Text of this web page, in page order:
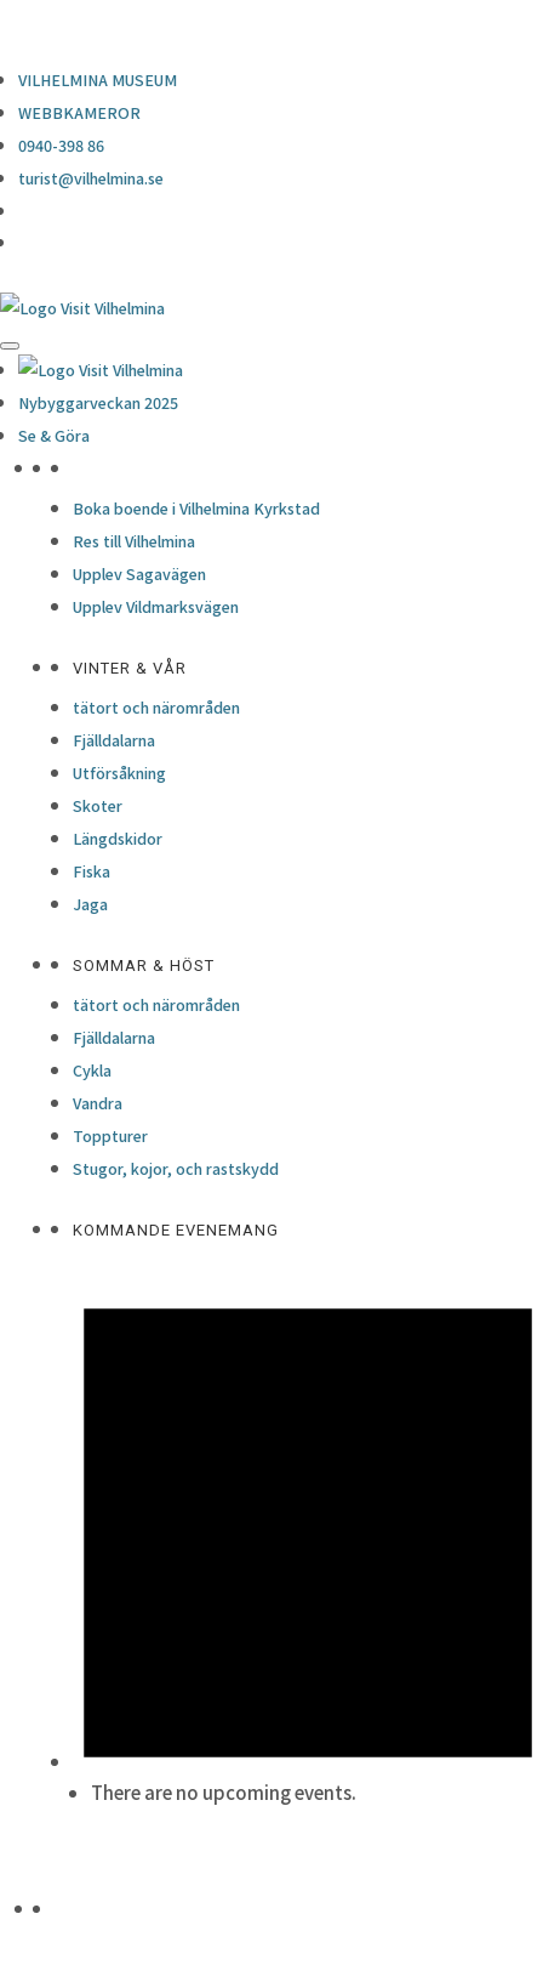
VILHELMINA MUSEUM
WEBBKAMEROR
0940-398 86
turist@vilhelmina.se
Nybyggarveckan 2025
Se & Göra
Boka boende i Vilhelmina Kyrkstad
Res till Vilhelmina
Upplev Sagavägen
Upplev Vildmarksvägen
VINTER & VÅR
tätort och närområden
Fjälldalarna
Utförsåkning
Skoter
Längdskidor
Fiska
Jaga
SOMMAR & HÖST
tätort och närområden
Fjälldalarna
Cykla
Vandra
Toppturer
Stugor, kojor, och rastskydd
KOMMANDE EVENEMANG
There are no upcoming events.